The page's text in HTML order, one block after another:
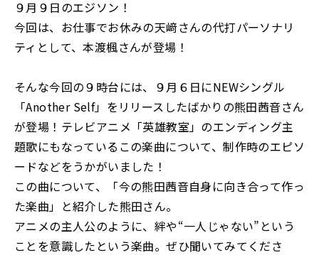
９月９日のエジソン！
今回は、お仕事でお休みの天﨑さんの代打パーソナリ
ティとして、本渡楓さんが登場！
そんな今回の９時台には、９月６日にNEWシングル
「Another Self」をリリースしたばかりの熊田茜音さん
が登場！テレビアニメ「英雄教室」のエンディング主
題歌にもなっているこの楽曲について、制作時のエピソ
ードなどをうかがいました！
この曲について、「今の熊田茜音自身に向き合って作っ
た楽曲」と紹介した熊田さん。
アニメの主人公のように、絆や“一人じゃない”という
ことを意識したという楽曲。ぜひ聞いてみてくださ